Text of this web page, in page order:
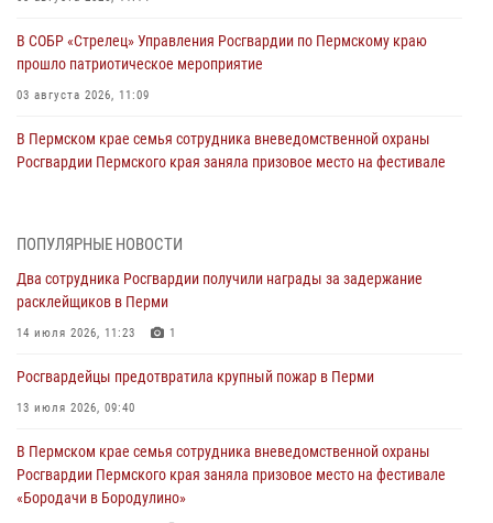
В СОБР «Стрелец» Управления Росгвардии по Пермскому краю
прошло патриотическое мероприятие
03 августа 2026, 11:09
В Пермском крае семья сотрудника вневедомственной охраны
Росгвардии Пермского края заняла призовое место на фестивале
юных спортсменов
03 августа 2026, 10:59
30 июля 2026, 05:19
богослужении в Перми
28 июля 2026, 10:44
ПОПУЛЯРНЫЕ НОВОСТИ
Два сотрудника Росгвардии получили награды за задержание
расклейщиков в Перми
14 июля 2026, 11:23 1
Росгвардейцы предотвратила крупный пожар в Перми
13 июля 2026, 09:40
В Пермском крае семья сотрудника вневедомственной охраны
Росгвардии Пермского края заняла призовое место на фестивале
«Бородачи в Бородулино»